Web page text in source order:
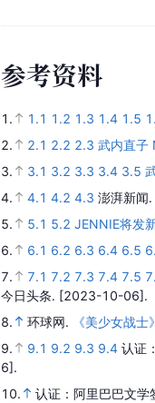
参考资料
1. 1.1 1.2 1.3 1.4 1.5
2.
2.1 2.2 2.3 武内直子
3.
3.1 3.2 3.3 3.4 3.5
4.
4.1 4.2 4.3 澎湃新闻.
5.
5.1 5.2 JENNIE将发
6.
6.1 6.2 6.3 6.4 6.5
7.
7.1 7.2 7.3 7.4 7.5
今日头条. [2023-10-06].
8.
环球网.
《美少女战
9.
9.1 9.2 9.3 9.4 认证
6].
10.
认证：阿里巴巴文